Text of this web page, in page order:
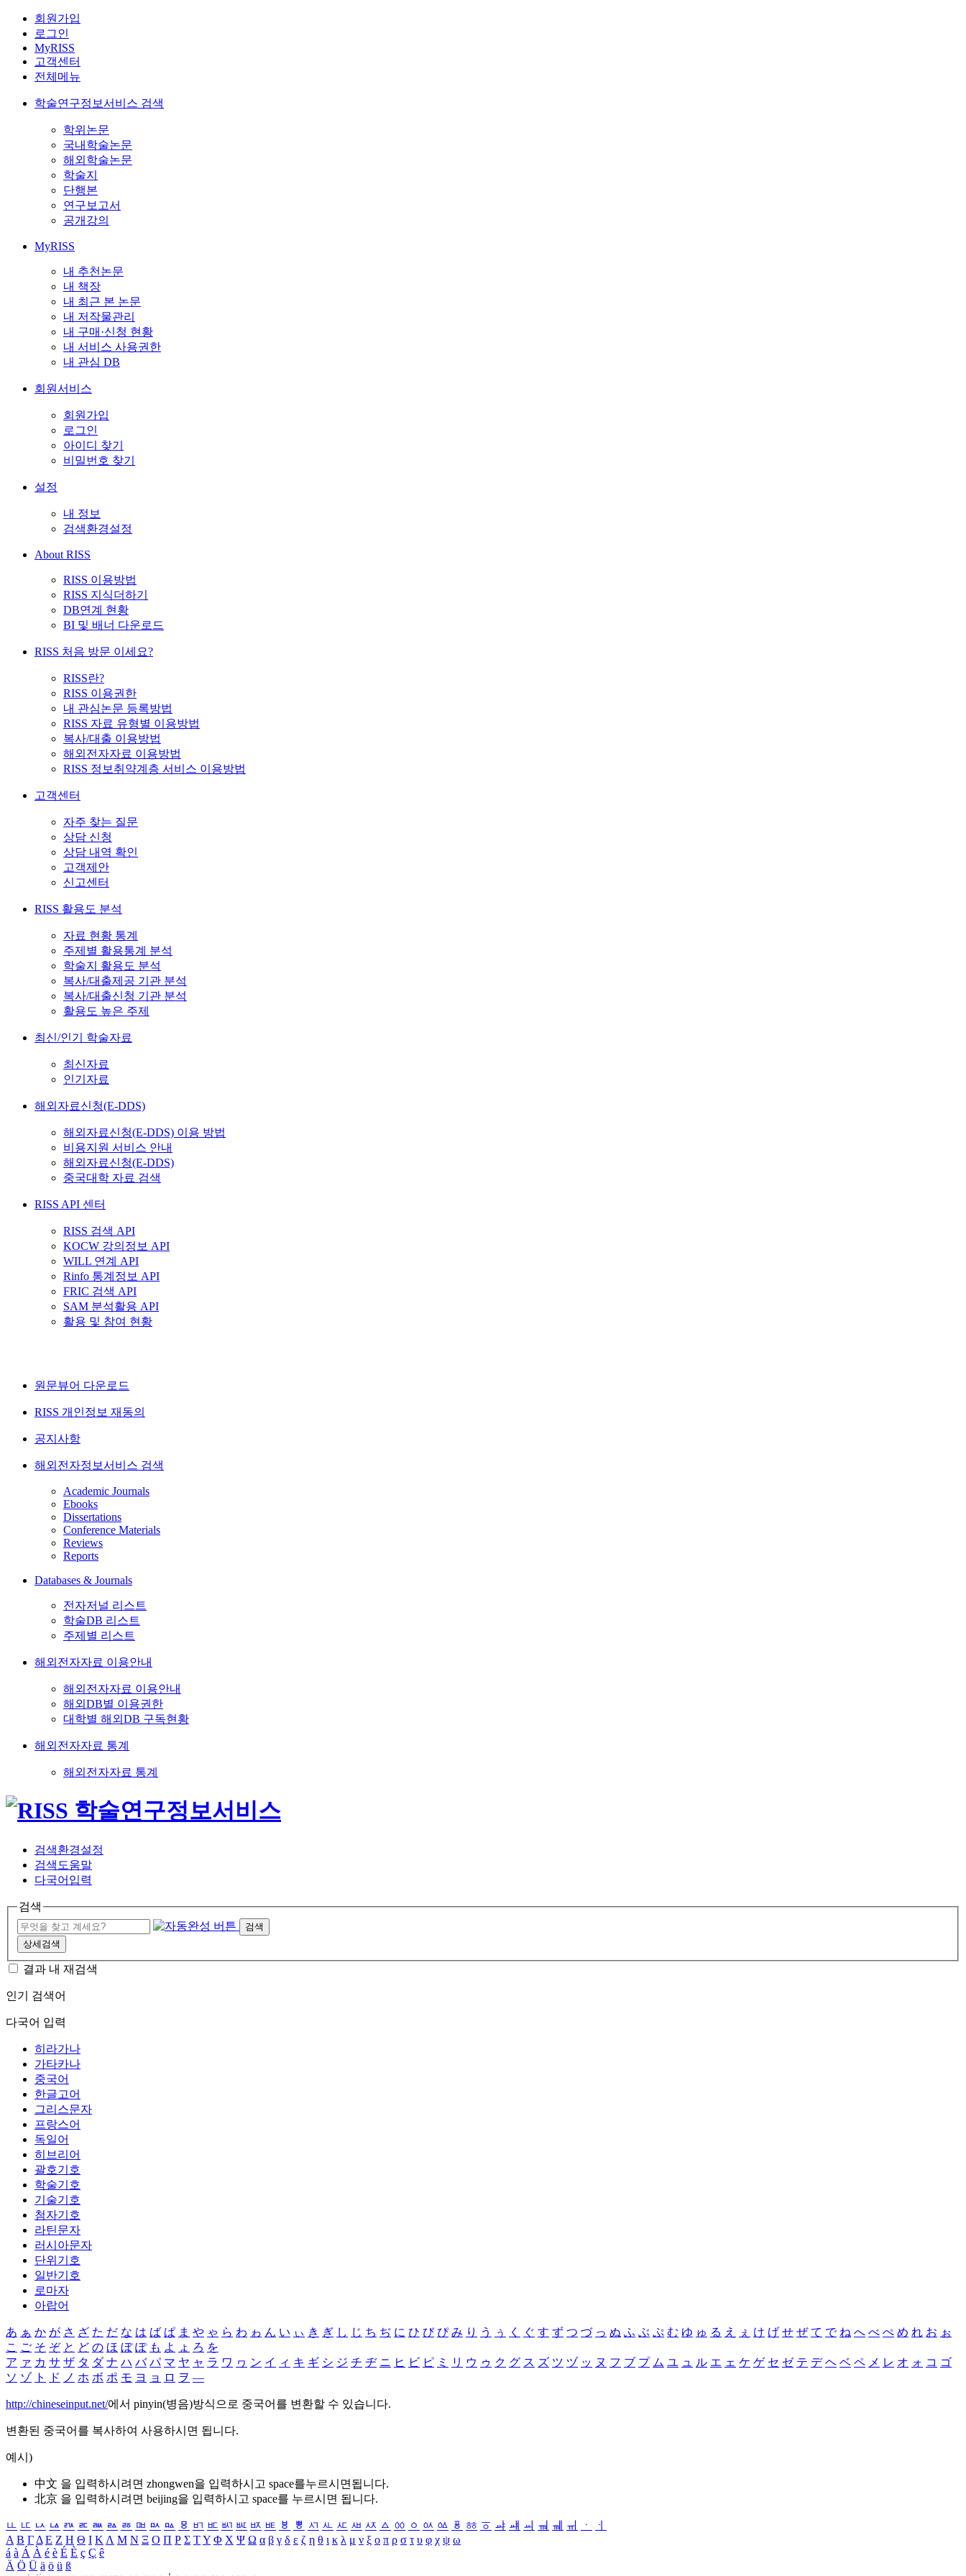
회원가입
로그인
MyRISS
고객센터
전체메뉴
학술연구정보서비스 검색
학위논문
국내학술논문
해외학술논문
학술지
단행본
연구보고서
공개강의
MyRISS
내 추천논문
내 책장
내 최근 본 논문
내 저작물관리
내 구매·신청 현황
내 서비스 사용권한
내 관심 DB
회원서비스
회원가입
로그인
아이디 찾기
비밀번호 찾기
설정
내 정보
검색환경설정
About RISS
RISS 이용방법
RISS 지식더하기
DB연계 현황
BI 및 배너 다운로드
RISS 처음 방문 이세요?
RISS란?
RISS 이용권한
내 관심논문 등록방법
RISS 자료 유형별 이용방법
복사/대출 이용방법
해외전자자료 이용방법
RISS 정보취약계층 서비스 이용방법
고객센터
자주 찾는 질문
상담 신청
상담 내역 확인
고객제안
신고센터
RISS 활용도 분석
자료 현황 통계
주제별 활용통계 분석
학술지 활용도 분석
복사/대출제공 기관 분석
복사/대출신청 기관 분석
활용도 높은 주제
최신/인기 학술자료
최신자료
인기자료
해외자료신청(E-DDS)
해외자료신청(E-DDS) 이용 방법
비용지원 서비스 안내
해외자료신청(E-DDS)
중국대학 자료 검색
RISS API 센터
RISS 검색 API
KOCW 강의정보 API
WILL 연계 API
Rinfo 통계정보 API
FRIC 검색 API
SAM 분석활용 API
활용 및 참여 현황
원문뷰어 다운로드
RISS 개인정보 재동의
공지사항
해외전자정보서비스 검색
Academic Journals
Ebooks
Dissertations
Conference Materials
Reviews
Reports
Databases & Journals
전자저널 리스트
학술DB 리스트
주제별 리스트
해외전자자료 이용안내
해외전자자료 이용안내
해외DB별 이용권한
대학별 해외DB 구독현황
해외전자자료 통계
해외전자자료 통계
검색환경설정
검색도움말
다국어입력
검색
검색
상세검색
결과 내 재검색
인기 검색어
다국어 입력
히라가나
가타카나
중국어
한글고어
그리스문자
프랑스어
독일어
히브리어
괄호기호
학술기호
기술기호
첨자기호
라틴문자
러시아문자
단위기호
일반기호
로마자
아랍어
あ ぁ か が さ ざ た だ な は ば ぱ ま や ゃ ら わ ゎ ん い ぃ き ぎ し じ ち ぢ に ひ び ぴ み り う ぅ く ぐ す ず つ づ っ ぬ ふ ぶ ぷ む ゆ ゅ る え ぇ け げ せ ぜ て で ね へ べ ぺ め れ お ぉ
こ ご そ ぞ と ど の ほ ぼ ぽ も よ ょ ろ を
ア ァ カ サ ザ タ ダ ナ ハ バ パ マ ヤ ャ ラ ワ ヮ ン イ ィ キ ギ シ ジ チ ヂ ニ ヒ ビ ピ ミ リ ウ ゥ ク グ ス ズ ツ ヅ ッ ヌ フ ブ プ ム ユ ュ ル エ ェ ケ ゲ セ ゼ テ デ ヘ ベ ペ メ レ オ ォ コ ゴ
ソ ゾ ト ド ノ ホ ボ ポ モ ヨ ョ ロ ヲ ―
http://chineseinput.net/에서 pinyin(병음)방식으로 중국어를 변환할 수 있습니다.
변환된 중국어를 복사하여 사용하시면 됩니다.
예시)
中文 을 입력하시려면 zhongwen을 입력하시고 space를누르시면됩니다.
北京 을 입력하시려면 beijing을 입력하시고 space를 누르시면 됩니다.
ㅥ ㅦ ㅧ ㅨ ㅩ ㅪ ㅫ ㅬ ㅭ ㅮ ㅯ ㅰ ㅱ ㅲ ㅳ ㅴ ㅵ ㅶ ㅷ ㅸ ㅹ ㅺ ㅻ ㅼ ㅽ ㅾ ㅿ ㆀ ㆁ ㆂ ㆃ ㆄ ㆅ ㆆ ㆇ ㆈ ㆉ ㆊ ㆋ ㆌ ㆍ
ㆎ
Α Β ΓΔ Ε Ζ Η Θ Ι ΚΛ Μ Ν Ξ Ο Π Ρ Σ ΤΥ Φ Χ Ψ Ω α β γ δ ε ζ η θ ι κ λ μ ν ξ ο π ρ σ τ υ φ χ ψ ω
á à Á À é è É È ç Ç ê
Ä Ö Ü ä ö ü ß